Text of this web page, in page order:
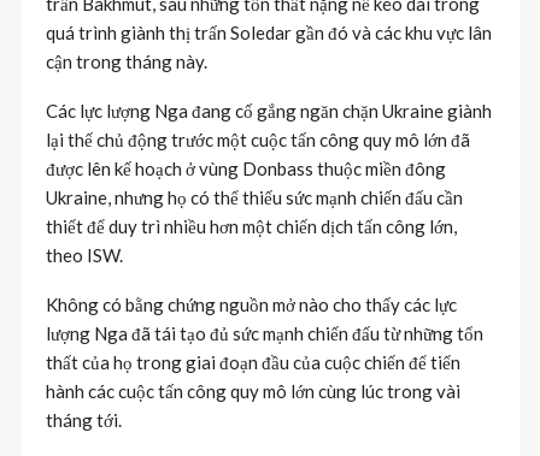
quá trình giành thị trấn Soledar gần đó và các khu vực lân
cận trong tháng này.
Các lực lượng Nga đang cố gắng ngăn chặn Ukraine giành
lại thế chủ động trước một cuộc tấn công quy mô lớn đã
được lên kế hoạch ở vùng Donbass thuộc miền đông
Ukraine, nhưng họ có thể thiếu sức mạnh chiến đấu cần
thiết để duy trì nhiều hơn một chiến dịch tấn công lớn,
theo ISW.
Không có bằng chứng nguồn mở nào cho thấy các lực
lượng Nga đã tái tạo đủ sức mạnh chiến đấu từ những tổn
thất của họ trong giai đoạn đầu của cuộc chiến để tiến
hành các cuộc tấn công quy mô lớn cùng lúc trong vài
tháng tới.